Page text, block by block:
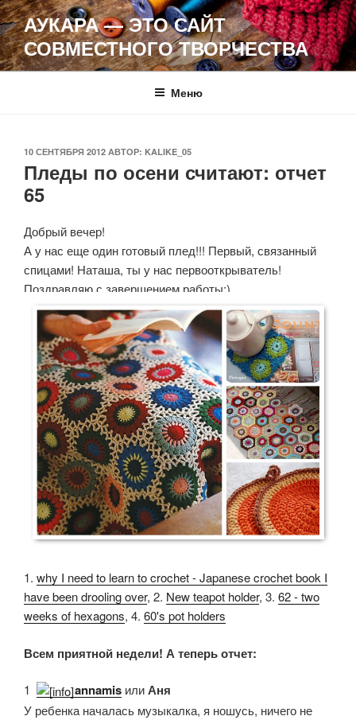
Перейти
к
содержимому
АУКАРА — ЭТО САЙТ
СОВМЕСТНОГО ТВОРЧЕСТВА
Меню
ОПУБЛИКОВАНО
10 СЕНТЯБРЯ 2012 АВТОР: KALIKE_05
Пледы по осени считают: отчет
65
Добрый вечер!
А у нас еще один готовый плед!!! Первый, связанный
спицами! Наташа, ты у нас первооткрыватель!
Поздравляю с завершением работы:)
1. why I need to learn to crochet - Japanese crochet book I
have been drooling over, 2. New teapot holder, 3. 62 - two
weeks of hexagons, 4. 60's pot holders
Всем приятной недели! А теперь отчет:
1. annamis илиАня
У ребенка началась музыкалка, я ношусь, ничего не